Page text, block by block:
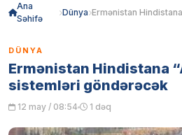
Ana
Səhifə
Dünya
DÜNYA
Ermənistan Hindistana
sistemləri göndərəcək
12 may / 08:54 1 dəq